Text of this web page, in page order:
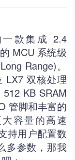
一款集成 2.4
MCU 系统级
Range)。
LX7 双核处理
KB SRAM
管脚和丰富的
容量的高速
持用户配置数
多参数，那我